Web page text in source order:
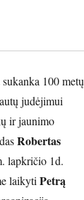
100
judėjimui
ir jaunimo
Robertas
lapkričio 1d.
laikyti Petrą